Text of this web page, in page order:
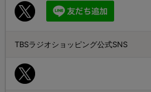
TBSラジオショッピング公式SNS